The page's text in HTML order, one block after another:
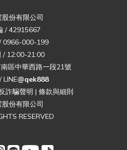
股份有限公司
/ 42915667
0966-000-199
/ 12:00-21:00
區中華西路一段21號
LINE@qek888
詐騙聲明 | 條款與細則
股份有限公司
RESERVED